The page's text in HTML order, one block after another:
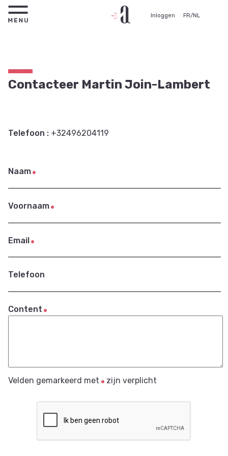
Inloggen FR/NL
Contacteer Martin Join-Lambert
Telefoon : +32496204119
Naam
Voornaam
Email
Telefoon
Content
Velden gemarkeerd met zijn verplicht